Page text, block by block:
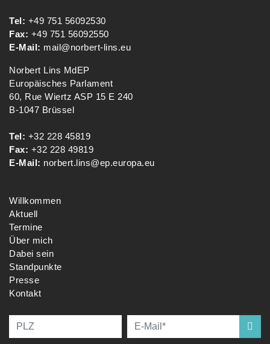
Tel: +49 751 56092530
Fax: +49 751 56092550
E-Mail: mail@norbert-lins.eu
Norbert Lins MdEP
Europäisches Parlament
60, Rue Wiertz ASP 15 E 240
B-1047 Brüssel
Tel: +32 228 45819
Fax: +32 228 49819
E-Mail: norbert.lins@ep.europa.eu
Willkommen
Aktuell
Termine
Über mich
Dabei sein
Standpunkte
Presse
Kontakt